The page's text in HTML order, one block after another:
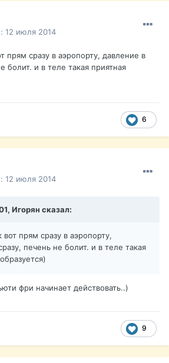
12 июля 2014
прям сразу в аэропорту, давление в
болит. и в теле такая приятная
6
12 июля 2014
Игорян сказал:
прям сразу в аэропорту,
печень не болит. и в теле такая
фри начинает действовать..)
9